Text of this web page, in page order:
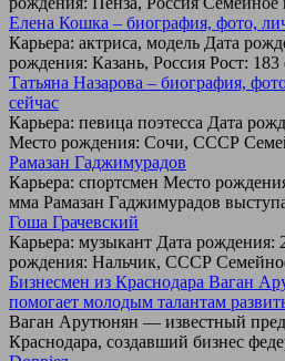
Елена Кошка – биография, фото,
Карьера: актриса, модель Дата
рождения: Казань, Россия Рост:
Татьяна Назарова – биография,
сейчас
Карьера: певица поэтесса Дата
Место рождения: Сочи, СССР
Рамазан Гаджимурадов
Карьера: спортсмен Место
мма Рамазан Гаджимурадов
Гоша Грачевский
Карьера: музыкант Дата рождения:
рождения: Нальчик, СССР
Бизнесмен из Краснодара Ваган
помогает молодым талантам
Ваган Арутюнян — известный
Краснодара, создавший бизнес